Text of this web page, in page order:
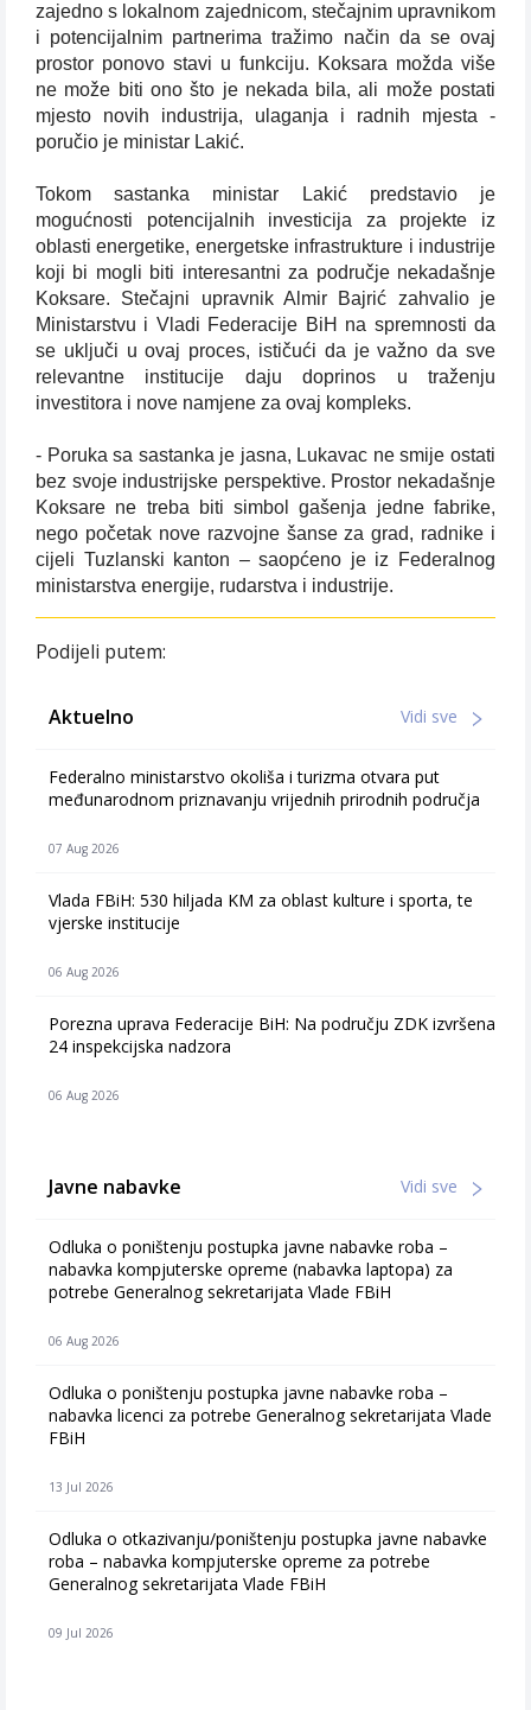
zajedno s lokalnom zajednicom, stečajnim upravnikom
i potencijalnim partnerima tražimo način da se ovaj
prostor ponovo stavi u funkciju. Koksara možda više
ne može biti ono što je nekada bila, ali može postati
mjesto novih industrija, ulaganja i radnih mjesta -
poručio je ministar Lakić.
Tokom sastanka ministar Lakić predstavio je
mogućnosti potencijalnih investicija za projekte iz
oblasti energetike, energetske infrastrukture i industrije
koji bi mogli biti interesantni za područje nekadašnje
Koksare. Stečajni upravnik Almir Bajrić zahvalio je
Ministarstvu i Vladi Federacije BiH na spremnosti da
se uključi u ovaj proces, ističući da je važno da sve
relevantne institucije daju doprinos u traženju
investitora i nove namjene za ovaj kompleks.
- Poruka sa sastanka je jasna, Lukavac ne smije ostati
bez svoje industrijske perspektive. Prostor nekadašnje
Koksare ne treba biti simbol gašenja jedne fabrike,
nego početak nove razvojne šanse za grad, radnike i
cijeli Tuzlanski kanton – saopćeno je iz Federalnog
ministarstva energije, rudarstva i industrije.
Podijeli putem:
Aktuelno Vidi sve
Federalno ministarstvo okoliša i turizma otvara put
međunarodnom priznavanju vrijednih prirodnih područja
07 Aug 2026
Vlada FBiH: 530 hiljada KM za oblast kulture i sporta, te
vjerske institucije
06 Aug 2026
Porezna uprava Federacije BiH: Na području ZDK izvršena
24 inspekcijska nadzora
06 Aug 2026
Javne nabavke Vidi sve
Odluka o poništenju postupka javne nabavke roba –
nabavka kompjuterske opreme (nabavka laptopa) za
potrebe Generalnog sekretarijata Vlade FBiH
06 Aug 2026
Odluka o poništenju postupka javne nabavke roba –
nabavka licenci za potrebe Generalnog sekretarijata Vlade
FBiH
13 Jul 2026
Odluka o otkazivanju/poništenju postupka javne nabavke
roba – nabavka kompjuterske opreme za potrebe
Generalnog sekretarijata Vlade FBiH
09 Jul 2026